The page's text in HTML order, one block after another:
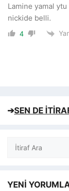
Lamine yamal ytu
nickide belli.
4
➔SEN DE
Ara
YENİ